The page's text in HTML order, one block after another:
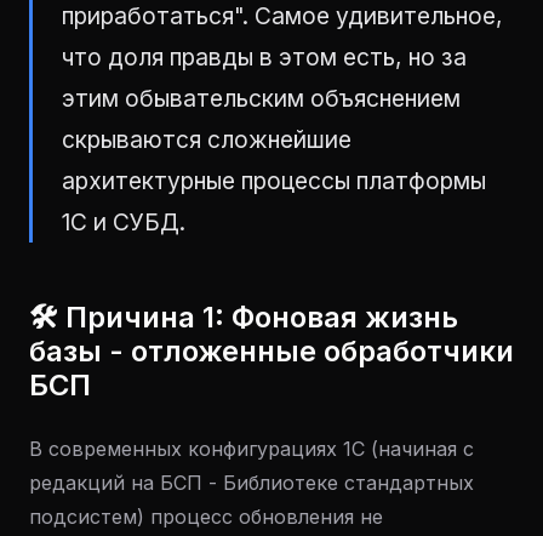
приработаться". Самое удивительное,
что доля правды в этом есть, но за
этим обывательским объяснением
скрываются сложнейшие
архитектурные процессы платформы
1С и СУБД.
🛠 Причина 1: Фоновая жизнь
базы - отложенные обработчики
БСП
В современных конфигурациях 1С (начиная с
редакций на БСП - Библиотеке стандартных
подсистем) процесс обновления не